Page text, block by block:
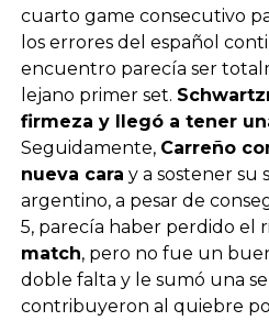
cuarto game consecutivo
los errores del español
encuentro parecía ser
lejano primer set.
firmeza y llegó a tener
Seguidamente, Carreño
nueva cara y a sostener su
argentino, a pesar de
5, parecía haber perdido el
match, pero no fue un
doble falta y le sumó una
contribuyeron al quiebre